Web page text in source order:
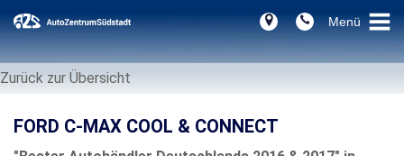
Zurück zur Übersicht
FORD C-MAX COOL & CONNECT